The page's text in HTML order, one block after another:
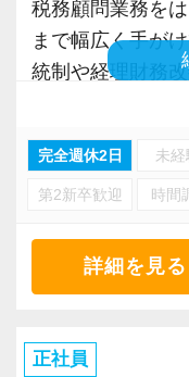
額の上限あり）
◆簿記検定や税理
【働く環境の魅
当事務所は自社
静かな住宅地に
らがデザインを
す！）
税務顧問業務を
まで幅広く手が
統制や経理財務
的なアドバイザ
グループ会社に
士、司法書士、
築し、クライア
もワンストップ
す。
完全週休2日 未
第2新卒歓迎 時間
詳細を見る
正社員